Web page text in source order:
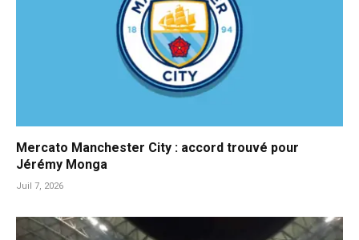
Mercato Manchester City : accord trouvé pour
Jérémy Monga
Juil 7, 2026